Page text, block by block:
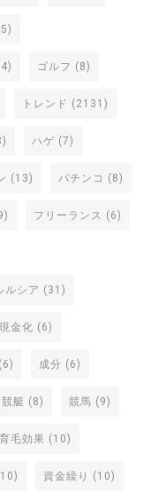
ゴルフ (8)
トレンド (2131)
ハゲ (7)
(13) パチンコ (8)
フリーランス (6)
ルシア (31)
金化 (6)
(6) 成分 (6)
競艇 (8) 競馬 (9)
育毛効果 (10)
資金繰り (10)